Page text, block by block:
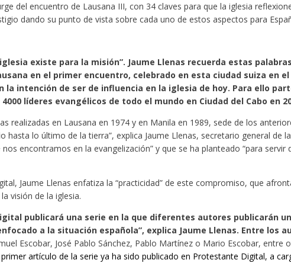
del encuentro de Lausana III, con 34 claves para que la iglesia
dando su punto de vista sobre cada uno de estos aspectos para
existe para la misión”. Jaume Llenas recuerda estas
en el primer encuentro, celebrado en esta ciudad suiza en el
intención de ser de influencia en la iglesia de hoy. Para ello
líderes evangélicos de todo el mundo en Ciudad del Cabo en
realizadas en Lausana en 1974 y en Manila en 1989, sede de los
lo último de la tierra”, explica Jaume Llenas, secretario general de la
encontramos en la evangelización” y que se ha planteado “para servir
Jaume Llenas enfatiza la “practicidad” de este compromiso, que
visión de la iglesia.
publicará una serie en la que diferentes autores publicarán
a la situación española”, explica Jaume Llenas. Entre los
Escobar, José Pablo Sánchez, Pablo Martínez o Mario Escobar, entre
primer artículo de la serie ya ha sido publicado en Protestante Digital, a